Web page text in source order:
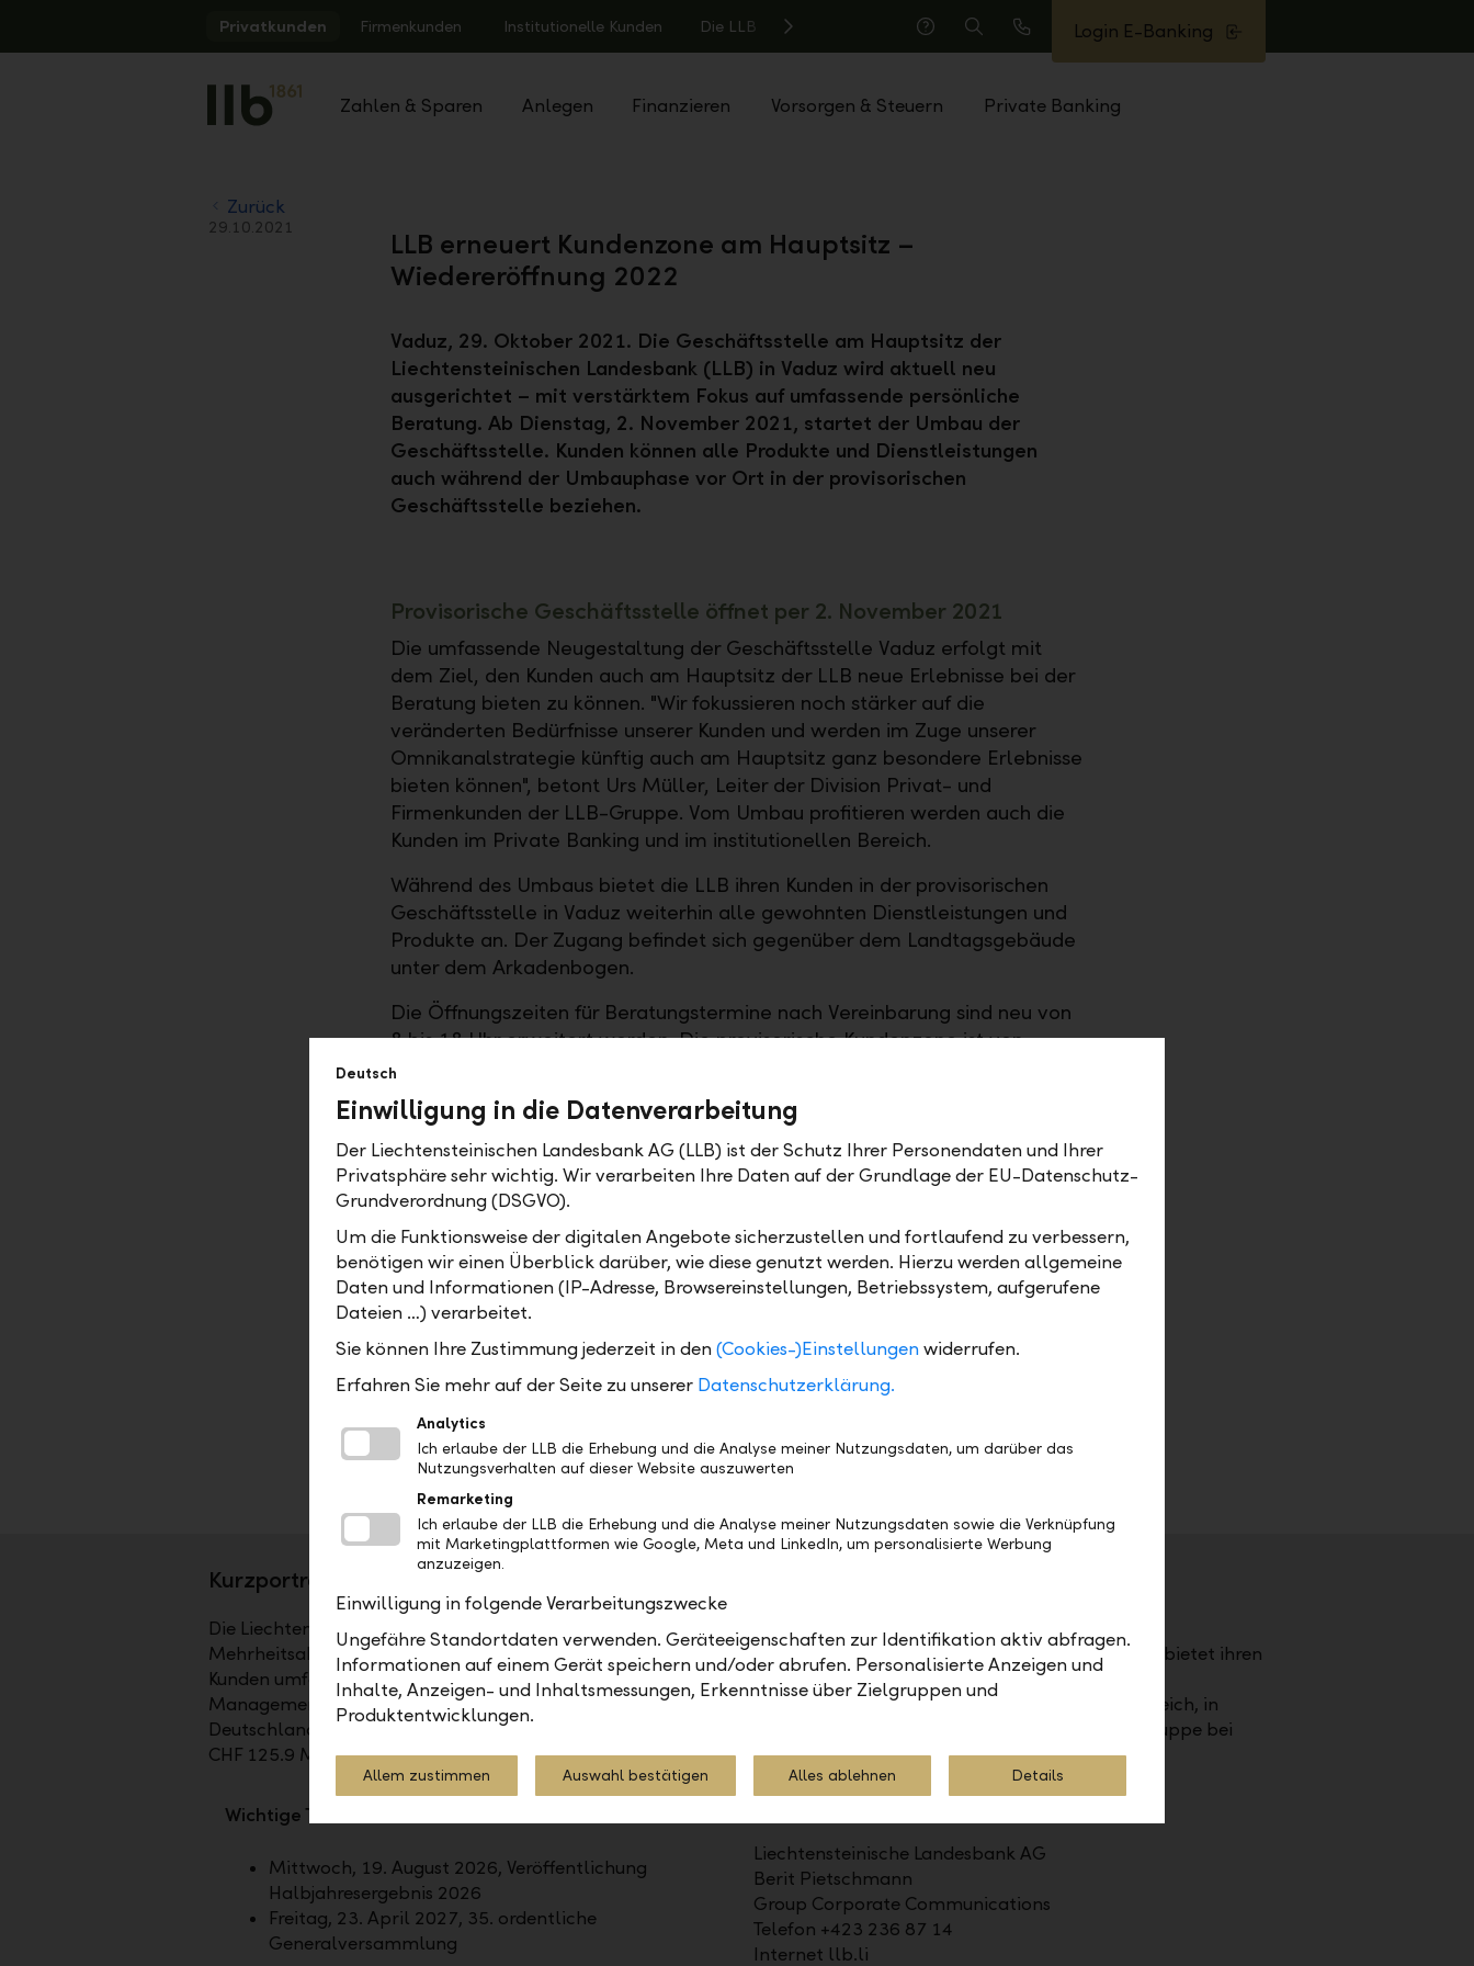
Privatkunden Firmenkunden Institutionelle Kunden Die LLB
Hilfe
Suche
Anrufen
Login E-Banking
Zahlen & Sparen Anlegen Finanzieren Vorsorgen & Steuern Private Banking
Zurück
29.10.2021
LLB erneuert Kundenzone am Hauptsitz –
Wiedereröffnung 2022
Vaduz, 29. Oktober 2021. Die Geschäftsstelle am Hauptsitz der
Liechtensteinischen Landesbank (LLB) in Vaduz wird aktuell neu
ausgerichtet – mit verstärktem Fokus auf umfassende persönliche
Beratung. Ab Dienstag, 2. November 2021, startet der Umbau der
Geschäftsstelle. Kunden können alle Produkte und Dienstleistungen
auch während der Umbauphase vor Ort in der provisorischen
Geschäftsstelle beziehen.
Provisorische Geschäftsstelle öffnet per 2. November 2021
Die umfassende Neugestaltung der Geschäftsstelle Vaduz erfolgt mit
dem Ziel, den Kunden auch am Hauptsitz der LLB neue Erlebnisse bei der
Beratung bieten zu können. "Wir fokussieren noch stärker auf die
veränderten Bedürfnisse unserer Kunden und werden im Zuge unserer
Omnikanalstrategie künftig auch am Hauptsitz ganz besondere Erlebnisse
bieten können", betont Urs Müller, Leiter der Division Privat- und
Firmenkunden der LLB-Gruppe. Vom Umbau profitieren werden auch die
Kunden im Private Banking und im institutionellen Bereich.
Während des Umbaus bietet die LLB ihren Kunden in der provisorischen
Geschäftsstelle in Vaduz weiterhin alle gewohnten Dienstleistungen und
Produkte an. Der Zugang befindet sich gegenüber dem Landtagsgebäude
unter dem Arkadenbogen.
Die Öffnungszeiten für Beratungstermine nach Vereinbarung sind neu von
8 bis 18 Uhr erweitert worden. Die provisorische Kundenzone ist von
Montag bis Freitag durchgehend von 9 bis 16 Uhr geöffnet. Für die
Übergangszeit, während der auch die 24h-Automatenzone erneuert wird,
steht ein provisorischer Bancomat im Innenhof parat, sodass auch die
Bargeldversorgung direkt beim Hauptsitz gewährleistet bleibt. Bezüglich
anderer spezifischer Angebote sind die Kunden gebeten, die Signalisation
vor Ort zu beachten, beziehungsweise werden Kunden gezielt informiert.
Mit der Umgestaltung ihres Hauptsitzes in Vaduz wird die LLB die
Neuausrichtung ihres Geschäftsstellenetzes in Liechtenstein abschliessen.
Die Standorte Balzers und Eschen sind bereits umgestaltet worden. Die
Bauarbeiten am LLB-Hauptsitz werden über den Jahreswechsel hinaus
andauern. Wiedereröffnet werden soll die dannzumal rundum erneuerte
Kundenzone im Mai 2022.
Alle Informationen zur Neugestaltung der Kundenzone Vaduz sind auf der
folgenden Website publiziert:www.llb.li/vaduz
Kurzporträt
Die Liechtensteinische Landesbank AG (LLB) ist das traditionsreichste Finanzinstitut im Fürstentum Liechtenstein.
Mehrheitsaktionär ist das Land Liechtenstein. Die Aktien sind an der SIX kotiert (Symbol: LLBN). Die LLB-Gruppe bietet ihren
Kunden umfassende Dienstleistungen im Wealth Management an: als Universalbank, im Private Banking, Asset
Management sowie bei Fund Services. Mit 1'523 Mitarbeitenden ist sie in Liechtenstein, in der Schweiz, in Österreich, in
Deutschland, in Dubai und in Abu Dhabi präsent. Per 31. Dezember 2025 lag das Geschäftsvolumen der LLB-Gruppe bei
CHF 125.9 Mia.
Wichtige Termine
Mittwoch, 19. August 2026, Veröffentlichung
Halbjahresergebnis 2026
Freitag, 23. April 2027, 35. ordentliche
Generalversammlung
Liechtensteinische Landesbank AG
Berit Pietschmann
Group Corporate Communications
Telefon +423 236 87 14
Internet llb.li
Deutsch
Einwilligung in die Datenverarbeitung
Der Liechtensteinischen Landesbank AG (LLB) ist der Schutz Ihrer Personendaten und Ihrer
Privatsphäre sehr wichtig. Wir verarbeiten Ihre Daten auf der Grundlage der EU-Datenschutz-
Grundverordnung (DSGVO).
Um die Funktionsweise der digitalen Angebote sicherzustellen und fortlaufend zu verbessern,
benötigen wir einen Überblick darüber, wie diese genutzt werden. Hierzu werden allgemeine
Daten und Informationen (IP-Adresse, Browsereinstellungen, Betriebssystem, aufgerufene
Dateien …) verarbeitet.
Sie können Ihre Zustimmung jederzeit in den(Cookies-)Einstellungenwiderrufen.
Erfahren Sie mehr auf der Seite zu unserer Datenschutzerklärung.
Analytics
Ich erlaube der LLB die Erhebung und die Analyse meiner Nutzungsdaten, um darüber das
Nutzungsverhalten auf dieser Website auszuwerten
Remarketing
Ich erlaube der LLB die Erhebung und die Analyse meiner Nutzungsdaten sowie die Verknüpfung
mit Marketingplattformen wie Google, Meta und LinkedIn, um personalisierte Werbung
anzuzeigen.
Einwilligung in folgende Verarbeitungszwecke
Ungefähre Standortdaten verwenden. Geräteeigenschaften zur Identifikation aktiv abfragen.
Informationen auf einem Gerät speichern und/oder abrufen. Personalisierte Anzeigen und
Inhalte, Anzeigen- und Inhaltsmessungen, Erkenntnisse über Zielgruppen und
Produktentwicklungen.
Allem zustimmen Auswahl bestätigen Alles ablehnen Details